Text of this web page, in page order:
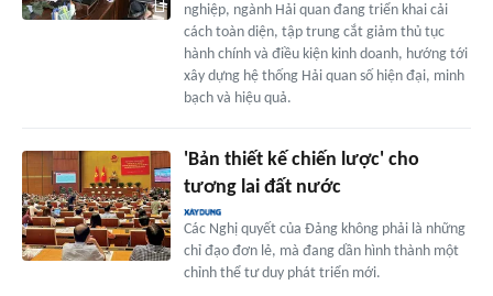
nghiệp, ngành Hải quan đang triển khai cải
cách toàn diện, tập trung cắt giảm thủ tục
hành chính và điều kiện kinh doanh, hướng tới
xây dựng hệ thống Hải quan số hiện đại, minh
bạch và hiệu quả.
'Bản thiết kế chiến lược' cho
tương lai đất nước
Các Nghị quyết của Đảng không phải là những
chỉ đạo đơn lẻ, mà đang dần hình thành một
chỉnh thể tư duy phát triển mới.